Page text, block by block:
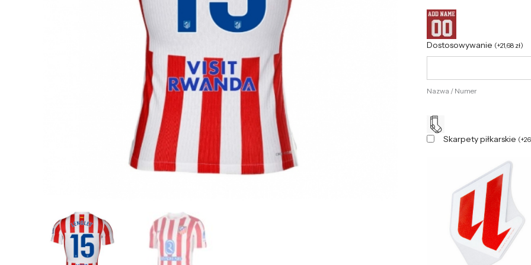
Dostosowywanie (+21,68 zł)
Nazwa / Numer
Skarpety piłkarskie (+